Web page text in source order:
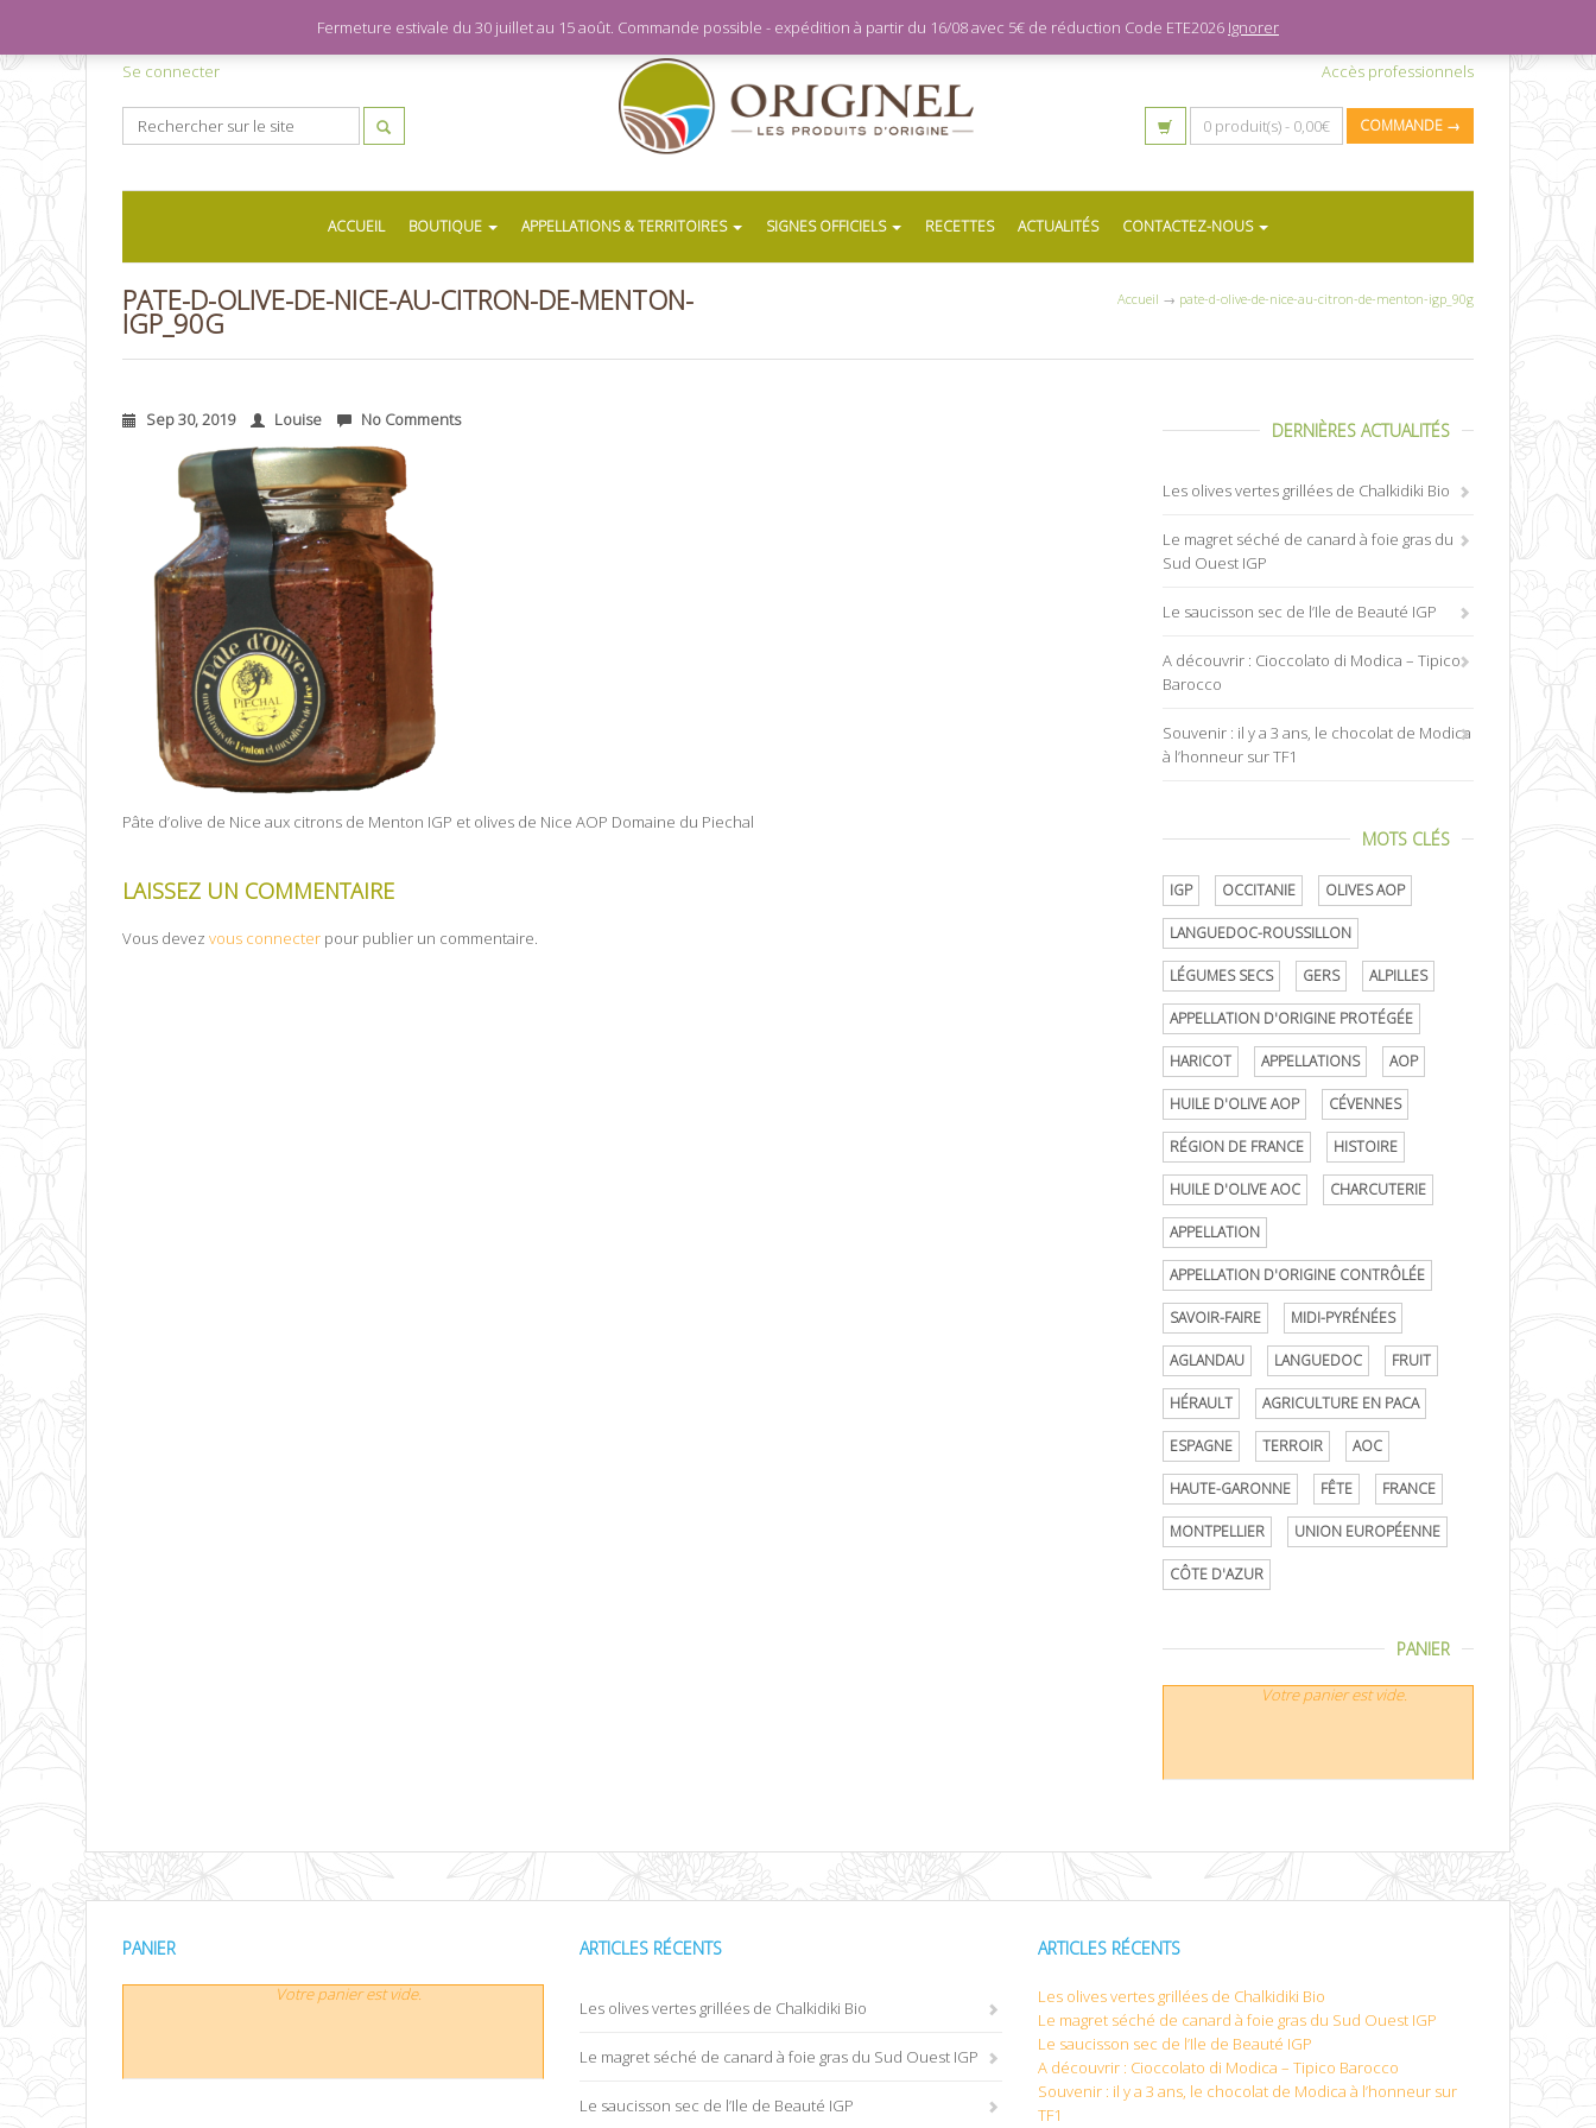
Se connecter Accès professionnels
0 produit(s) - 0,00€ COMMANDE →
ACCUEIL BOUTIQUE APPELLATIONS & TERRITOIRES SIGNES OFFICIELS RECETTES ACTUALITÉS CONTACTEZ-NOUS
PATE-D-OLIVE-DE-NICE-AU-CITRON-DE-MENTON-
IGP_90G
Accueil → pate-d-olive-de-nice-au-citron-de-menton-igp_90g
Sep 30, 2019 Louise No Comments
Pâte d’olive de Nice aux citrons de Menton IGP et olives de Nice AOP Domaine du Piechal
LAISSEZ UN COMMENTAIRE
Vous devez vous connecter pour publier un commentaire.
DERNIÈRES ACTUALITÉS
Les olives vertes grillées de Chalkidiki Bio
Le magret séché de canard à foie gras du
Sud Ouest IGP
Le saucisson sec de l’Ile de Beauté IGP
A découvrir : Cioccolato di Modica – Tipico
Barocco
Souvenir : il y a 3 ans, le chocolat de Modica
à l’honneur sur TF1
MOTS CLÉS
IGP OCCITANIE OLIVES AOP
LANGUEDOC-ROUSSILLON
LÉGUMES SECS GERS ALPILLES
APPELLATION D'ORIGINE PROTÉGÉE
HARICOT APPELLATIONS AOP
HUILE D'OLIVE AOP CÉVENNES
RÉGION DE FRANCE HISTOIRE
HUILE D'OLIVE AOC CHARCUTERIE
APPELLATION
APPELLATION D'ORIGINE CONTRÔLÉE
SAVOIR-FAIRE MIDI-PYRÉNÉES
AGLANDAU LANGUEDOC FRUIT
HÉRAULT AGRICULTURE EN PACA
ESPAGNE TERROIR AOC
HAUTE-GARONNE FÊTE FRANCE
MONTPELLIER UNION EUROPÉENNE
CÔTE D'AZUR
PANIER
Votre panier est vide.
PANIER
Votre panier est vide.
ARTICLES RÉCENTS
Les olives vertes grillées de Chalkidiki Bio
Le magret séché de canard à foie gras du Sud Ouest IGP
Le saucisson sec de l’Ile de Beauté IGP
ARTICLES RÉCENTS
Les olives vertes grillées de Chalkidiki Bio
Le magret séché de canard à foie gras du Sud Ouest IGP
Le saucisson sec de l’Ile de Beauté IGP
A découvrir : Cioccolato di Modica – Tipico Barocco
Souvenir : il y a 3 ans, le chocolat de Modica à l’honneur sur
TF1
Fermeture estivale du 30 juillet au 15 août. Commande possible - expédition à partir du 16/08 avec 5€ de réduction Code ETE2026 Ignorer